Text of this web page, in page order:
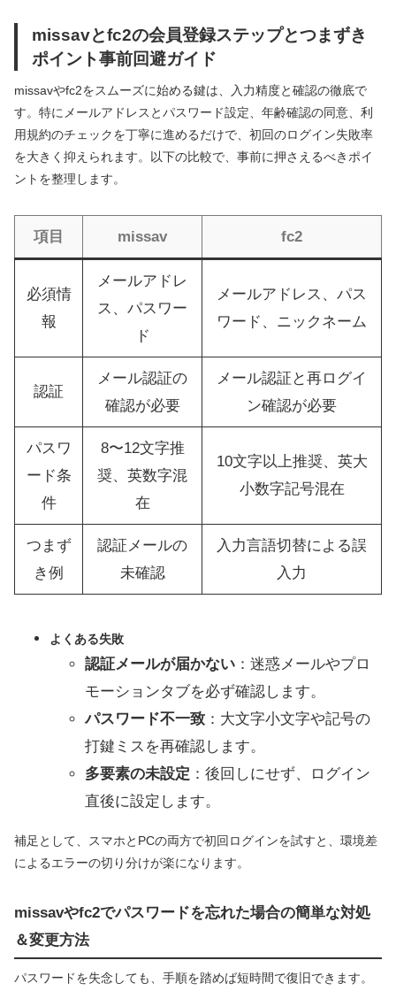
missavとfc2の会員登録ステップとつまずき
ポイント事前回避ガイド
missavやfc2をスムーズに始める鍵は、入力精度と確認の徹底で
す。特にメールアドレスとパスワード設定、年齢確認の同意、利
用規約のチェックを丁寧に進めるだけで、初回のログイン失敗率
を大きく抑えられます。以下の比較で、事前に押さえるべきポイ
ントを整理します。
項目 missav fc2
必須情
報
メールアドレ
ス、パスワー
ド
メールアドレス、パス
ワード、ニックネーム
認証
メール認証の
確認が必要
メール認証と再ログイ
ン確認が必要
パスワ
ード条
件
8〜12文字推
奨、英数字混
在
10文字以上推奨、英大
小数字記号混在
つまず
き例
認証メールの
未確認
入力言語切替による誤
入力
よくある失敗
認証メールが届かない ：迷惑メールやプロ
モーションタブを必ず確認します。
パスワード不一致 ：大文字小文字や記号の
打鍵ミスを再確認します。
多要素の未設定 ：後回しにせず、ログイン
直後に設定します。
補足として、スマホとPCの両方で初回ログインを試すと、環境差
によるエラーの切り分けが楽になります。
missavやfc2でパスワードを忘れた場合の簡単な対処
＆変更方法
パスワードを失念しても、手順を踏めば短時間で復旧できます。